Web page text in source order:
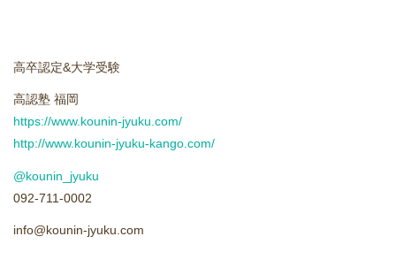
進学実績
生徒さんの声
高卒認定&大学受験
高認塾 福岡
https://www.kounin-jyuku.com/
http://www.kounin-jyuku-kango.com/
@kounin_jyuku
092-711-0002
info@kounin-jyuku.com